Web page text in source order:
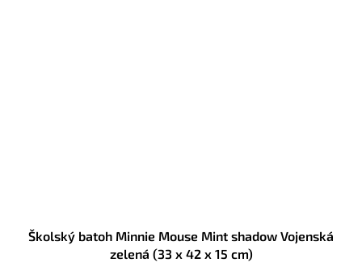
Školský batoh Minnie Mouse Mint shadow Vojenská
zelená (33 x 42 x 15 cm)